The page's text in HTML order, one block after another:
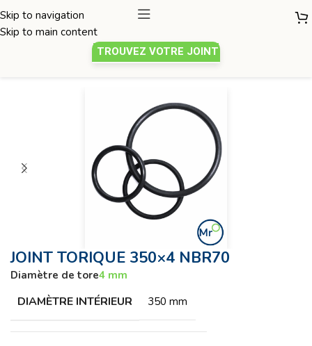
Skip to navigation
Skip to main content
TROUVEZ VOTRE JOINT
JOINT TORIQUE 350×4 NBR70
Diamètre de tore4 mm
DIAMÈTRE INTÉRIEUR 350 mm